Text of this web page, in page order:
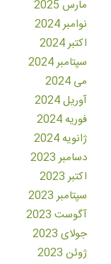
مارس 2025
نوامبر 2024
اکتبر 2024
سپتامبر 2024
می 2024
آوریل 2024
فوریه 2024
ژانویه 2024
دسامبر 2023
اکتبر 2023
سپتامبر 2023
آگوست 2023
جولای 2023
ژوئن 2023